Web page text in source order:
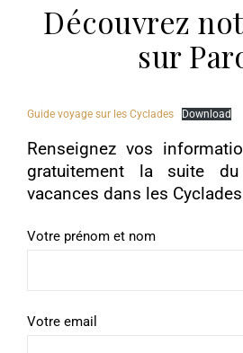
Découvrez
sur
Guide voyage sur les Cyclades Download
Renseignez vos
gratuitement la suite
vacances dans les Cyclades
Votre prénom et nom
Votre email